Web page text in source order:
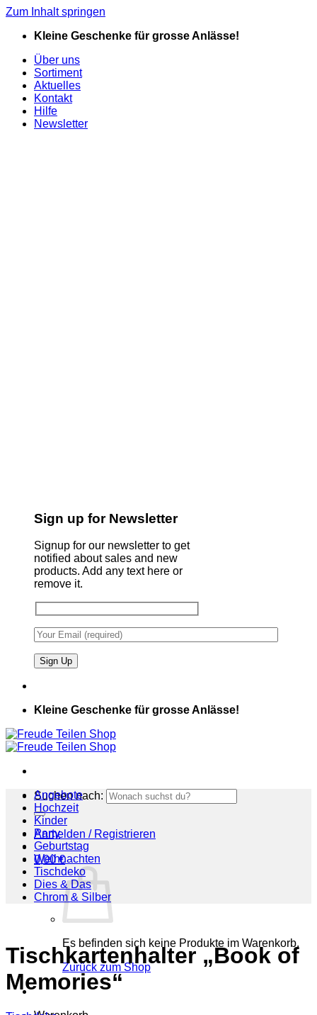
Zum Inhalt springen
Kleine Geschenke für grosse Anlässe!
Über uns
Sortiment
Aktuelles
Kontakt
Hilfe
Newsletter
Sign up for Newsletter
Signup for our newsletter to get
notified about sales and new
products. Add any text here or
remove it.
Kleine Geschenke für grosse Anlässe!
Suchen nach:
Anmelden / Registrieren
0,00€
Es befinden sich keine Produkte im Warenkorb.
Zurück zum Shop
Angebote
Hochzeit
Kinder
Party
Geburtstag
Weihnachten
Tischdeko
Dies & Das
Chrom & Silber
Tischkartenhalter „Book of
Memories“